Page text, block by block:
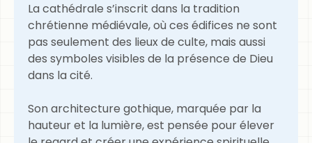
La cathédrale s’inscrit dans la tradition
chrétienne médiévale, où ces édifices ne sont
pas seulement des lieux de culte, mais aussi
des symboles visibles de la présence de Dieu
dans la cité.
Son architecture gothique, marquée par la
hauteur et la lumière, est pensée pour élever